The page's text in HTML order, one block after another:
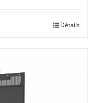
Détails